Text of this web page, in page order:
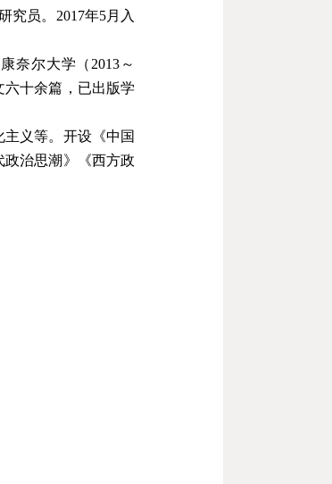
究员。 2017年5月入
奈尔大学（ 2013 ～
十余篇，已出版学
义等。开设《中国
治思潮》《西方政